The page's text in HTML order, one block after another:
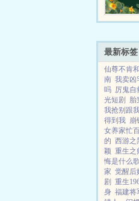
最新标签
仙尊不肯
南 我卖凶
吗 厉鬼自
光短剧
胎
我抢别跟
得到我 崩
女养家忙
的 西游之
颖 重生之
悔是什么歌
家 觉醒后
剧 重生
身 福建将